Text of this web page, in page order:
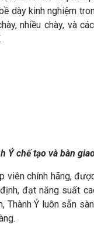
dày kinh nghiệm
nhiều chày, và
Ý chế tạo và bàn
viên chính hãng,
đạt năng suất
Thành Ý luôn sẵn